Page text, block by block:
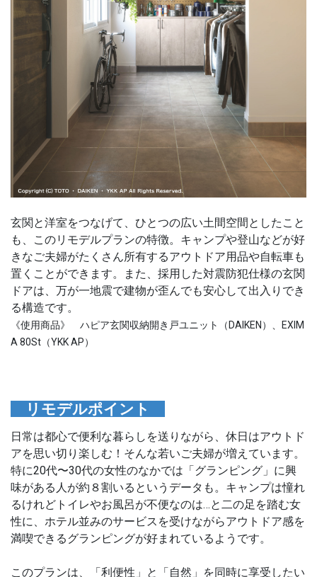
玄関と洋室をつなげて、ひとつの広い土間空間としたこと
も、このリモデルプランの特徴。キャンプや登山などが好
きなご夫婦がたくさん所有するアウトドア用品や自転車も
置くことができます。また、採用した対震防犯仕様の玄関
ドアは、万が一地震で建物が歪んでも安心して出入りでき
る構造です。
《使用商品》 ハピア玄関収納開き戸ユニット（DAIKEN）、EXIM
A 80St（YKK AP）
リモデルポイント
日常は都心で便利な暮らしを送りながら、休日はアウトド
アを思い切り楽しむ！そんな若いご夫婦が増えています。
特に20代〜30代の女性のなかでは「グランピング」に興
味がある人が約８割いるというデータも。キャンプは憧れ
るけれどトイレやお風呂が不便なのは…と二の足を踏む女
性に、ホテル並みのサービスを受けながらアウトドア感を
満喫できるグランピングが好まれているようです。
このプランは、「利便性」と「自然」を同時に享受したい